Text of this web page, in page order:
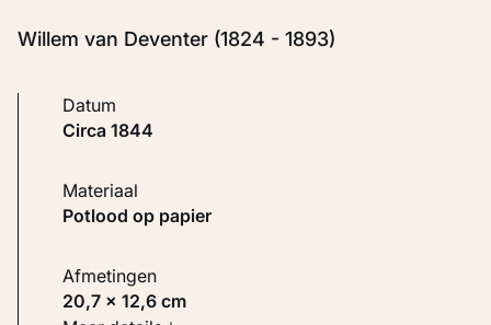
Willem van Deventer (1824 - 1893)
Datum
circa 1844
Materiaal
Potlood op papier
Afmetingen
20,7 × 12,6 cm